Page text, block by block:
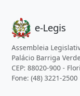
e-Legis
Assembleia
Palácio Barriga
CEP: 88020-900 -
Fone: (48) 3221-2500